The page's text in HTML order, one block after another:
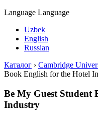
Language Language
Uzbek
English
Russian
Каталог › Cambridge
Book English for the Hotel
Be My Guest Student
Industry